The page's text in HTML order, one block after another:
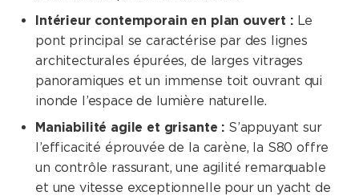
Intérieur contemporain en plan ouvert :Le
pont principal se caractérise par des lignes
architecturales épurées, de larges vitrages
panoramiques et un immense toit ouvrant qui
inonde l’espace de lumière naturelle.
Maniabilité agile et grisante : S’appuyant sur
l’efficacité éprouvée de la carène, la S80 offre
un contrôle rassurant, une agilité remarquable
et une vitesse exceptionnelle pour un yacht de